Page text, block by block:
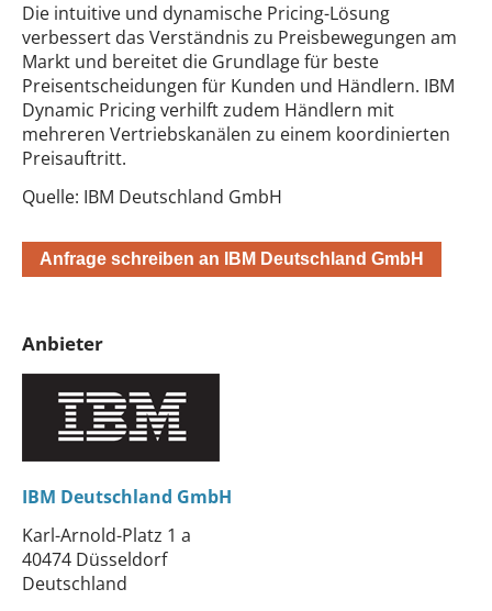
Die intuitive und dynamische Pricing-Lösung
verbessert das Verständnis zu Preisbewegungen am
Markt und bereitet die Grundlage für beste
Preisentscheidungen für Kunden und Händlern. IBM
Dynamic Pricing verhilft zudem Händlern mit
mehreren Vertriebskanälen zu einem koordinierten
Preisauftritt.
Quelle: IBM Deutschland GmbH
Anfrage schreiben an IBM Deutschland GmbH
Anbieter
IBM Deutschland GmbH
Karl-Arnold-Platz 1 a
40474 Düsseldorf
Deutschland